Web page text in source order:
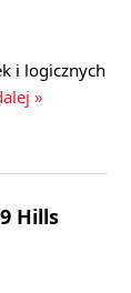
i logicznych
»
Hills